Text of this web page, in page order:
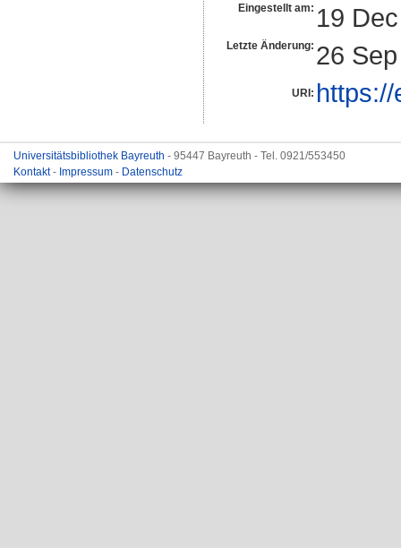
Eingestellt am: 19
Letzte Änderung: 26
URI:
Universitätsbibliothek Bayreuth - 95447 Bayreuth - Tel. 0921/553450
Kontakt- Impressum - Datenschutz